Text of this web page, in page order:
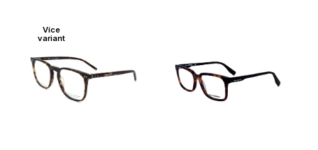
Abecedně
Více
variant